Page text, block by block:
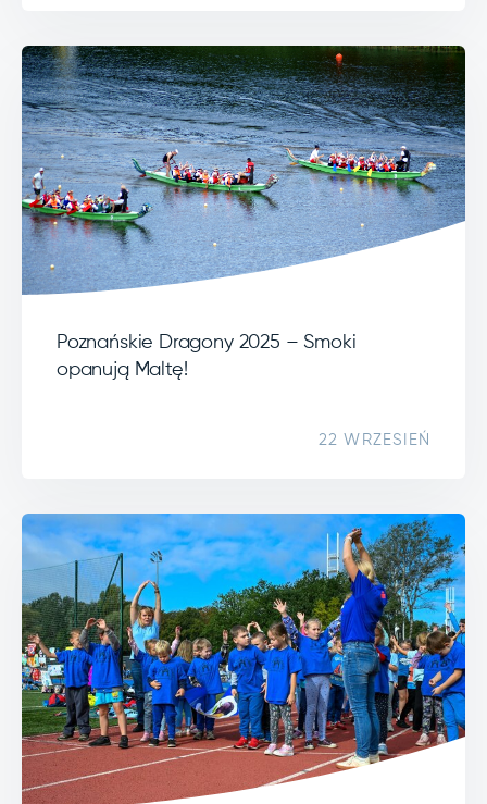
Poznańskie Dragony 2025 – Smoki
opanują Maltę!
22 WRZESIEŃ